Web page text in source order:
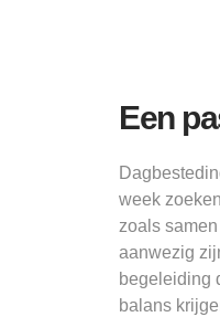
Een
week
zoals
aanwezig
begeleiding
balans